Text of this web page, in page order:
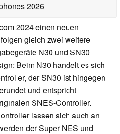
2026
2024 einen neuen
gleich zwei weitere
N30 und SN30
Beim N30 handelt es sich
der SN30 ist hingegen
und entspricht
SNES-Controller.
lassen sich auch an
der Super NES und